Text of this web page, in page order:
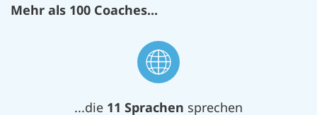
Mehr als 100 Coaches...
...die 11 Sprachen sprechen